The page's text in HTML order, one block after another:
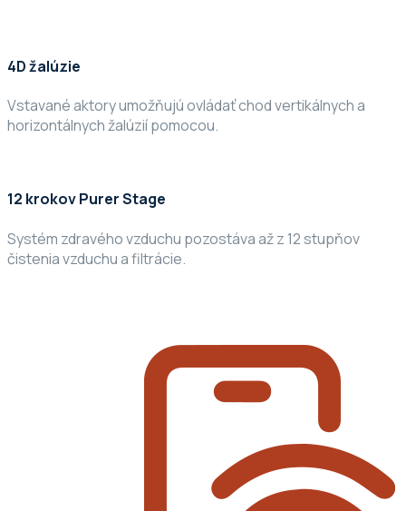
4D žalúzie
Vstavané aktory umožňujú ovládať chod vertikálnych a
horizontálnych žalúzií pomocou.
12 krokov Purer Stage
Systém zdravého vzduchu pozostáva až z 12 stupňov
čistenia vzduchu a filtrácie.